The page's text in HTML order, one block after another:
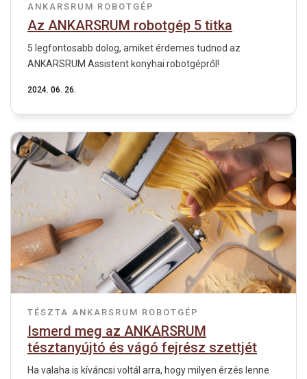
ANKARSRUM ROBOTGÉP
Az ANKARSRUM robotgép 5 titka
5 legfontosabb dolog, amiket érdemes tudnod az
ANKARSRUM Assistent konyhai robotgépről!
2024. 06. 26.
TÉSZTA ANKARSRUM ROBOTGÉP
Ismerd meg az ANKARSRUM
tésztanyújtó és vágó fejrész szettjét
Ha valaha is kíváncsi voltál arra, hogy milyen érzés lenne